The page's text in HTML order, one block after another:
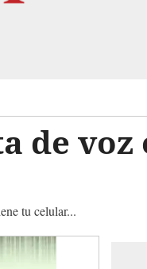
de
tu celular...